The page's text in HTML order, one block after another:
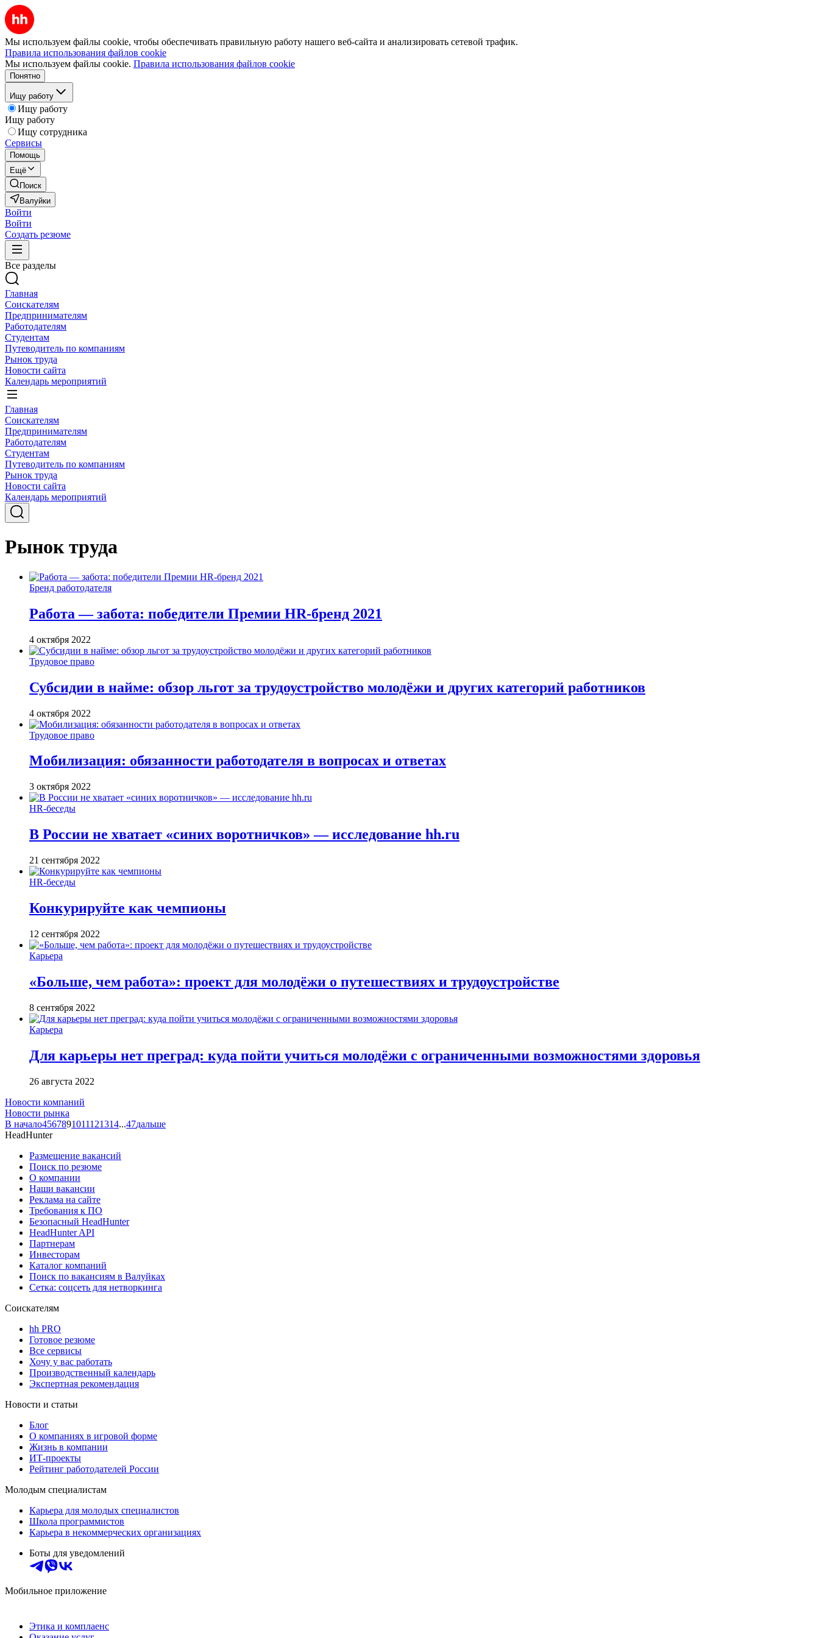
Мы используем файлы cookie, чтобы обеспечивать правильную работу нашего веб-сайта и анализировать сетевой трафик.
Правила использования файлов cookie
Мы используем файлы cookie. Правила использования файлов cookie
Понятно
Ищу работу
Ищу работу
Ищу работу
Ищу сотрудника
Сервисы
Помощь
Ещё
Поиск
Валуйки
Войти
Войти
Создать резюме
Все разделы
Главная
Соискателям
Предпринимателям
Работодателям
Студентам
Путеводитель по компаниям
Рынок труда
Новости сайта
Календарь мероприятий
Главная
Соискателям
Предпринимателям
Работодателям
Студентам
Путеводитель по компаниям
Рынок труда
Новости сайта
Календарь мероприятий
Рынок труда
Бренд работодателя
Работа — забота: победители Премии HR-бренд 2021
4 октября 2022
Трудовое право
Субсидии в найме: обзор льгот за трудоустройство молодёжи и других категорий работников
4 октября 2022
Трудовое право
Мобилизация: обязанности работодателя в вопросах и ответах
3 октября 2022
HR-беседы
В России не хватает «синих воротничков» — исследование hh.ru
21 сентября 2022
HR-беседы
Конкурируйте как чемпионы
12 сентября 2022
Карьера
«Больше, чем работа»: проект для молодёжи о путешествиях и трудоустройстве
8 сентября 2022
Карьера
Для карьеры нет преград: куда пойти учиться молодёжи с ограниченными возможностями здоровья
26 августа 2022
Новости компаний
Новости рынка
В начало4567891011121314...47дальше
HeadHunter
Размещение вакансий
Поиск по резюме
О компании
Наши вакансии
Реклама на сайте
Требования к ПО
Безопасный HeadHunter
HeadHunter API
Партнерам
Инвесторам
Каталог компаний
Поиск по вакансиям в Валуйках
Сетка: соцсеть для нетворкинга
Соискателям
hh PRO
Готовое резюме
Все сервисы
Хочу у вас работать
Производственный календарь
Экспертная рекомендация
Новости и статьи
Блог
О компаниях в игровой форме
Жизнь в компании
ИТ-проекты
Рейтинг работодателей России
Молодым специалистам
Карьера для молодых специалистов
Школа программистов
Карьера в некоммерческих организациях
Боты для уведомлений
Мобильное приложение
Этика и комплаенс